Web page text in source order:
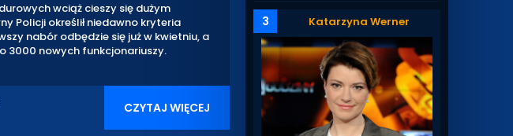
wciąż cieszy się dużym
Policji określił niedawno kryteria
nabór odbędzie się już w kwietniu, a
3000 nowych funkcjonariuszy.
CZYTAJ WIĘCEJ
3 Katarzyna Werner